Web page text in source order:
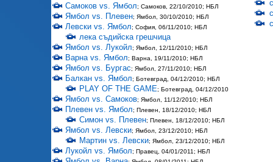
Самоков vs. Ямбол; Самоков, 22/10/2010; НБЛ
Ямбол vs. Плевен; Ямбол, 30/10/2010; НБЛ
Левски vs. Ямбол; София, 06/11/2010; НБЛ
лека съдийска грешчица
Ямбол vs. Лукойл; Ямбол, 12/11/2010; НБЛ
Варна vs. Ямбол; Варна, 19/11/2010; НБЛ
Ямбол vs. Бургас; Ямбол, 27/11/2010; НБЛ
Балкан vs. Ямбол; Ботевград, 04/12/2010; НБЛ
PLAY OF THE GAME; Ботевград, 04/12/2010
Ямбол vs. Самоков; Ямбол, 11/12/2010; НБЛ
Плевен vs. Ямбол; Плевен, 18/12/2010; НБЛ
Симон vs. Плевен; Плевен, 18/12/2010; НБЛ
Ямбол vs. Левски; Ямбол, 23/12/2010; НБЛ
Мартин vs. Левски; Ямбол, 23/12/2010; НБЛ
Лукойл vs. Ямбол; Правец, 04/01/2011; НБЛ